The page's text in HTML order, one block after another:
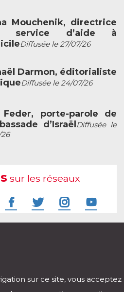
Mouchenik, directrice
service d’aide à
Diffusée le 27/07/26
Darmon, éditorialiste
Diffusée le 24/07/26
Feder, porte-parole de
d’Israël Diffusée le
sur les réseaux
pour iOs et Android
sur ce site, vous acceptez